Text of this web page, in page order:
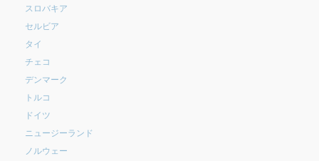
スロバキア
セルビア
タイ
チェコ
デンマーク
トルコ
ドイツ
ニュージーランド
ノルウェー